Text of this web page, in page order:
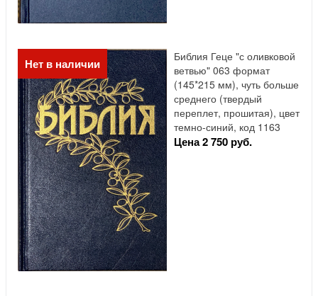
Нет в наличии
Библия Геце "с оливковой
ветвью" 063 формат
(145*215 мм), чуть больше
среднего (твердый
переплет, прошитая), цвет
темно-синий, код 1163
Цена 2 750 руб.